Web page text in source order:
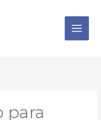
para